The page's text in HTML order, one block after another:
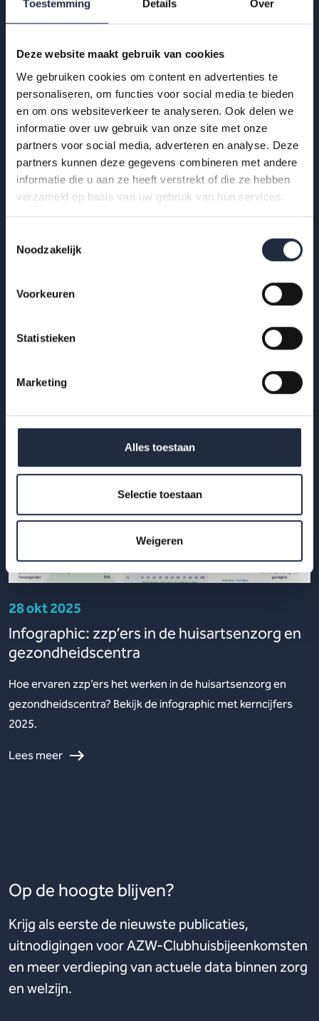
Toestemming Details Over
Deze website maakt gebruik van cookies
We gebruiken cookies om content en advertenties te
personaliseren, om functies voor social media te bieden
en om ons websiteverkeer te analyseren. Ook delen we
informatie over uw gebruik van onze site met onze
partners voor social media, adverteren en analyse. Deze
partners kunnen deze gegevens combineren met andere
informatie die u aan ze heeft verstrekt of die ze hebben
verzameld op basis van uw gebruik van hun services.
Noodzakelijk
Voorkeuren
Statistieken
Marketing
Alles toestaan
Selectie toestaan
Weigeren
29 okt 2025
Werknemers- en werkgeversenquête 2e
Hoe ervaren werknemers en werkgevers het werken in de
2025.
28 okt 2025
Infographic: zzp’ers in de huisartsenzorg en
gezondheidscentra
Hoe ervaren zzp’ers het werken in de huisartsenzorg en
gezondheidscentra? Bekijk de infographic met kerncijfers
2025.
Lees meer
Op de hoogte blijven?
Krijg als eerste de nieuwste publicaties,
uitnodigingen voor AZW-Clubhuisbijeenkomsten
en meer verdieping van actuele data binnen zorg
en welzijn.